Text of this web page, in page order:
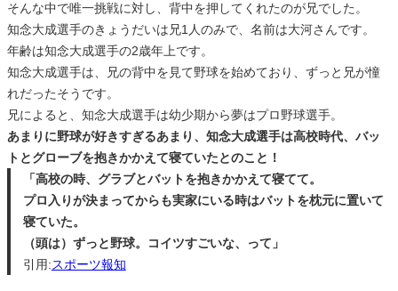
そんな中で唯一挑戦に対し、背中を押してくれたのが兄でした。
知念大成選手のきょうだいは兄1人のみで、名前は大河さんです。
年齢は知念大成選手の2歳年上です。
知念大成選手は、兄の背中を見て野球を始めており、ずっと兄が憧
れだったそうです。
兄によると、知念大成選手は幼少期から夢はプロ野球選手。
あまりに野球が好きすぎるあまり、知念大成選手は高校時代、バッ
トとグローブを抱きかかえて寝ていたとのこと！
「高校の時、グラブとバットを抱きかかえて寝てて。
プロ入りが決まってからも実家にいる時はバットを枕元に置いて
寝ていた。
（頭は）ずっと野球。コイツすごいな、って」
引用:スポーツ報知